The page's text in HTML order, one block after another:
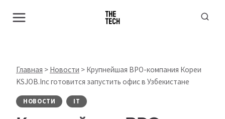
Главная > Новости > Крупнейшая BPO-компания Кореи
KSJOB.Inc готовится запустить офис в Узбекистане
НОВОСТИ IT